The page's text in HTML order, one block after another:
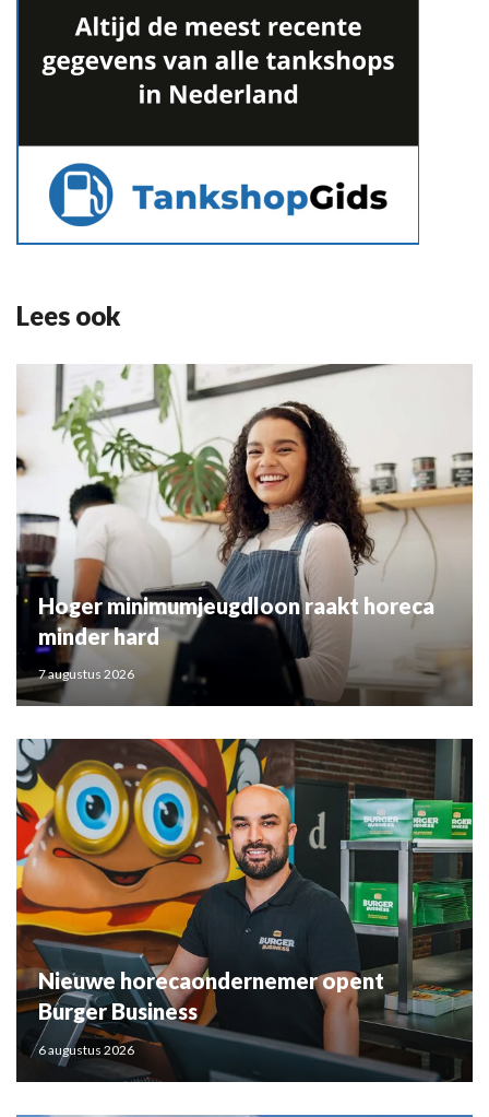
Lees ook
Hoger minimumjeugdloon raakt horeca
minder hard
7 augustus 2026
Nieuwe horecaondernemer opent
Burger Business
6 augustus 2026